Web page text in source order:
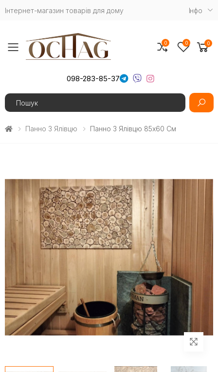
Інтернет-магазин товарів для дому Iнфо
Toggle mobile menu
098-283-85-37
Search
0 0 0
Панно З Ялівцю Панно З Ялівцю 85х60 См